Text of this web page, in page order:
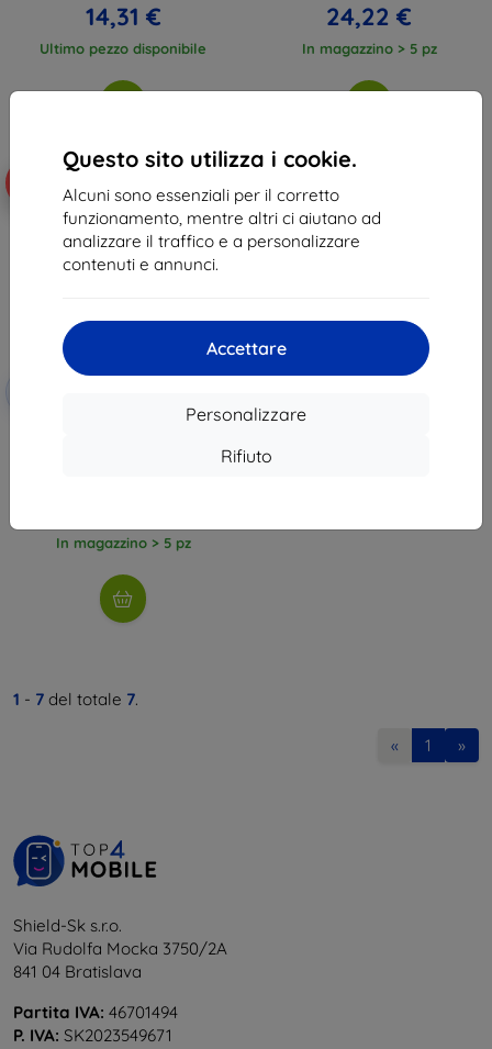
Questo sito utilizza i cookie.
Alcuni sono essenziali per il corretto
funzionamento, mentre altri ci aiutano ad
analizzare il traffico e a personalizzare
contenuti e annunci.
Accettare
Personalizzare
Rifiuto
14,31 €
Ultimo pezzo disponibile
24,22 €
In magazzino > 5 pz
Galaxy Tab S8 Plus 12.4" vetro
In magazzino > 5 pz
1 - 7 del totale 7.
« 1 »
Shield-Sk s.r.o.
Via Rudolfa Mocka 3750/2A
841 04 Bratislava
Partita IVA: 46701494
P. IVA: SK2023549671